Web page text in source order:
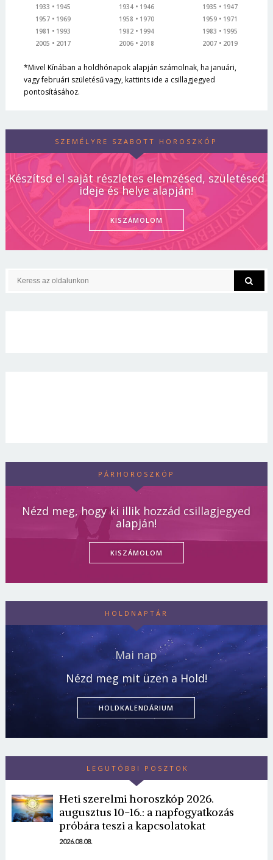
1933
1945
1957
1969
1981
1993
2005
2017
1934
1946
1958
1970
1982
1994
2006
2018
1935
1947
1959
1971
1983
1995
2007
2019
*Mivel Kínában a holdhónapok alapján számolnak, ha januári,
vagy februári születésű vagy, kattints ide a csillagjegyed
pontosításához.
SZEMÉLYRE SZABOTT HOROSZKÓP
Készítsd el saját részletes elemzésed, születésed
ideje és helye alapján!
KISZÁMOLOM
PÁRHOROSZKÓP
Nézd meg, hogy ki illik hozzád csillagjegyed
alapján!
KISZÁMOLOM
HOLDNAPTÁR
Mai nap
Nézd meg mit üzen a Hold!
HOLDKALENDÁRIUM
LEGUTÓBBI POSZTOK
Heti szerelmi horoszkóp 2026.
augusztus 10-16.: a napfogyatkozás
próbára teszi a kapcsolatokat
2026.08.08.